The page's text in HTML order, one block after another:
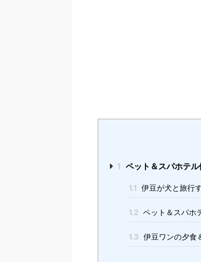
1 ペット＆スパホテ
1.1 伊豆が犬と旅行
1.2 ペット＆スパホ
1.3 伊豆ワンの夕食